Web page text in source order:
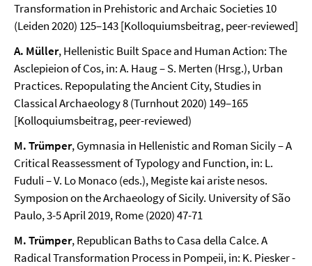
Transformation in Prehistoric and Archaic Societies 10
(Leiden 2020) 125–143 [Kolloquiumsbeitrag, peer-reviewed]
A. Müller, Hellenistic Built Space and Human Action: The
Asclepieion of Cos, in: A. Haug – S. Merten (Hrsg.), Urban
Practices. Repopulating the Ancient City, Studies in
Classical Archaeology 8 (Turnhout 2020) 149–165
[Kolloquiumsbeitrag, peer-reviewed)
M. Trümper, Gymnasia in Hellenistic and Roman Sicily – A
Critical Reassessment of Typology and Function, in: L.
Fuduli – V. Lo Monaco (eds.), Megiste kai ariste nesos.
Symposion on the Archaeology of Sicily. University of São
Paulo, 3-5 April 2019, Rome (2020) 47-71
M. Trümper, Republican Baths to Casa della Calce. A
Radical Transformation Process in Pompeii, in: K. Piesker -